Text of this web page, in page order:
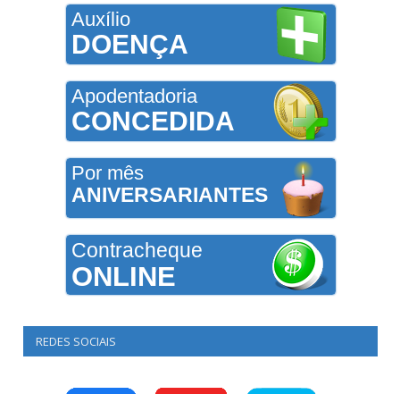
Auxílio
DOENÇA
Apodentadoria
CONCEDIDA
Por mês
ANIVERSARIANTES
Contracheque
ONLINE
REDES SOCIAIS